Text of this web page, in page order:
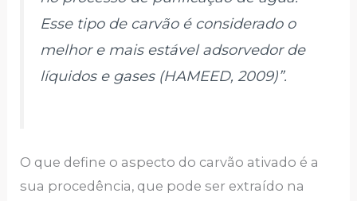
Esse tipo de carvão é considerado o
melhor e mais estável adsorvedor de
líquidos e gases (HAMEED, 2009)”.
O que define o aspecto do carvão ativado é a
sua procedência, que pode ser extraído na